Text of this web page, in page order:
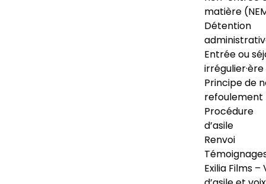
matière
Détention
Entrée ou
irrégulier·ère
Principe de
refoulement
Procédure
d’asile
Renvoi
Exilia Films –